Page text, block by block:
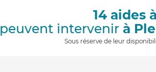
14 aides
peuvent intervenir à
Sous réserve de leur